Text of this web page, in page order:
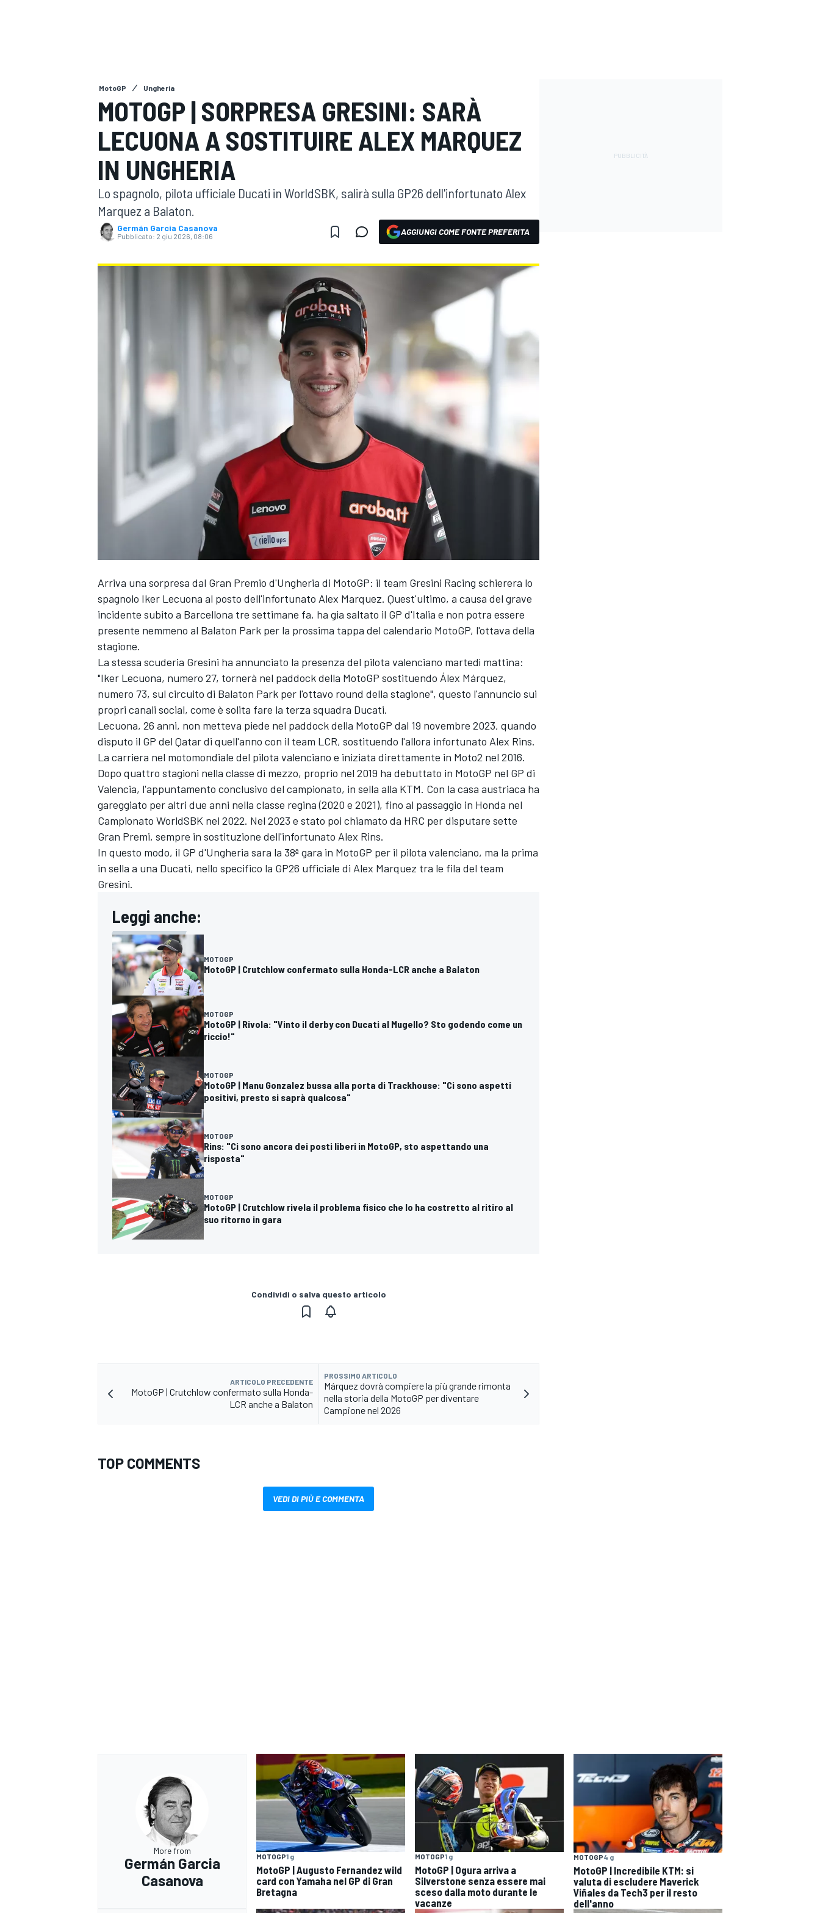
WRC
ENDURANCE/GT
MotoGP Ungheria
MOTOGP | SORPRESA GRESINI: SARÀ
LECUONA A SOSTITUIRE ALEX MARQUEZ
IN UNGHERIA
Lo spagnolo, pilota ufficiale Ducati in WorldSBK, salirà sulla GP26 dell'infortunato Alex
Marquez a Balaton.
Germán Garcia Casanova
Pubblicato: 2 giu 2026, 08:06 AGGIUNGI COME FONTE PREFERITA
Arriva una sorpresa dal Gran Premio d'Ungheria di MotoGP: il team Gresini Racing schierera lo
spagnolo Iker Lecuona al posto dell'infortunato Alex Marquez. Quest'ultimo, a causa del grave
incidente subito a Barcellona tre settimane fa, ha gia saltato il GP d'Italia e non potra essere
presente nemmeno al Balaton Park per la prossima tappa del calendario MotoGP, l'ottava della
stagione.
La stessa scuderia Gresini ha annunciato la presenza del pilota valenciano martedì mattina:
"Iker Lecuona, numero 27, tornerà nel paddock della MotoGP sostituendo Álex Márquez,
numero 73, sul circuito di Balaton Park per l'ottavo round della stagione", questo l'annuncio sui
propri canali social, come è solita fare la terza squadra Ducati.
Lecuona, 26 anni, non metteva piede nel paddock della MotoGP dal 19 novembre 2023, quando
disputo il GP del Qatar di quell'anno con il team LCR, sostituendo l'allora infortunato Alex Rins.
La carriera nel motomondiale del pilota valenciano e iniziata direttamente in Moto2 nel 2016.
Dopo quattro stagioni nella classe di mezzo, proprio nel 2019 ha debuttato in MotoGP nel GP di
Valencia, l'appuntamento conclusivo del campionato, in sella alla KTM. Con la casa austriaca ha
gareggiato per altri due anni nella classe regina (2020 e 2021), fino al passaggio in Honda nel
Campionato WorldSBK nel 2022. Nel 2023 e stato poi chiamato da HRC per disputare sette
Gran Premi, sempre in sostituzione dell'infortunato Alex Rins.
In questo modo, il GP d'Ungheria sara la 38ª gara in MotoGP per il pilota valenciano, ma la prima
in sella a una Ducati, nello specifico la GP26 ufficiale di Alex Marquez tra le fila del team
Gresini.
Leggi anche:
MOTOGP
MotoGP | Crutchlow confermato sulla Honda-LCR anche a Balaton
MOTOGP
MotoGP | Rivola: "Vinto il derby con Ducati al Mugello? Sto godendo come un
riccio!"
MOTOGP
MotoGP | Manu Gonzalez bussa alla porta di Trackhouse: "Ci sono aspetti
positivi, presto si saprà qualcosa"
MOTOGP
Rins: "Ci sono ancora dei posti liberi in MotoGP, sto aspettando una
risposta"
MOTOGP
MotoGP | Crutchlow rivela il problema fisico che lo ha costretto al ritiro al
suo ritorno in gara
Condividi o salva questo articolo
ARTICOLO PRECEDENTE
MotoGP | Crutchlow confermato sulla Honda-
LCR anche a Balaton
PROSSIMO ARTICOLO
Márquez dovrà compiere la più grande rimonta
nella storia della MotoGP per diventare
Campione nel 2026
TOP COMMENTS
VEDI DI PIÙ E COMMENTA
More from
Germán Garcia
Casanova
MOTOGP1 g
MotoGP | Augusto Fernandez wild
card con Yamaha nel GP di Gran
Bretagna
MOTOGP1 g
MotoGP | Ogura arriva a
Silverstone senza essere mai
sceso dalla moto durante le
vacanze
MOTOGP4 g
MotoGP | Incredibile KTM: si
valuta di escludere Maverick
Viñales da Tech3 per il resto
dell'anno